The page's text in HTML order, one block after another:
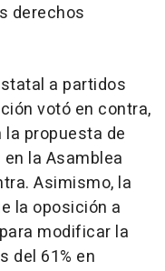
derechos
a partidos
votó en contra,
propuesta de
la Asamblea
Asimismo, la
la oposición a
modificar la
del 61% en